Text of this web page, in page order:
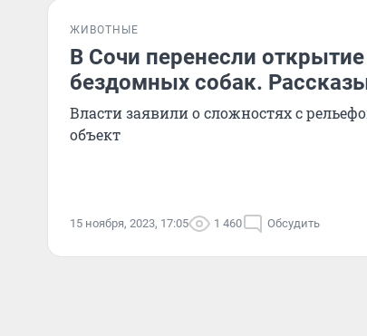
ЖИВОТНЫЕ
В Сочи перенесли
бездомных собак.
Власти заявили о сложностях с
объект
15 ноября, 2023, 17:05 1 460 Обсудить